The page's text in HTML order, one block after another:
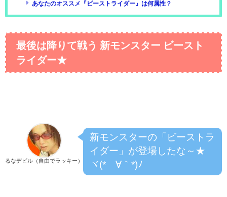
あなたのオススメ『ビーストライダー』は何属性？
最後は降りて戦う 新モンスター ビースト
ライダー★
るなデビル（自由でラッキー）
新モンスターの「ビーストラ
イダー」が登場したな～★
ヾ(*´∀｀*)ﾉ